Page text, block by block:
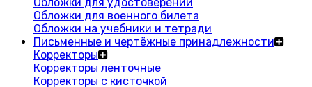
Обложки для военного билета
Обложки на учебники и тетради
Письменные и чертёжные принадлежности
Корректоры
Корректоры ленточные
Корректоры с кисточкой